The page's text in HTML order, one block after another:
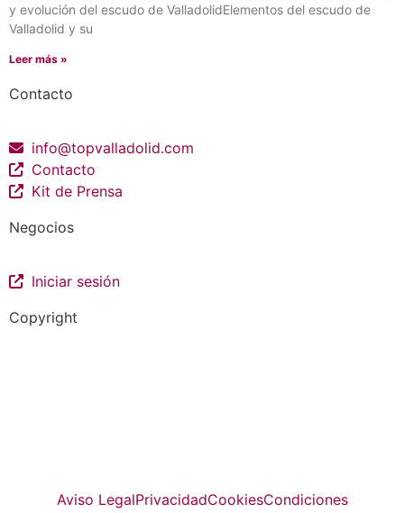
y evolución del escudo de ValladolidElementos del escudo de
Valladolid y su
Leer más »
Contacto
info@topvalladolid.com
Contacto
Kit de Prensa
Negocios
Iniciar sesión
Copyright
Aviso LegalPrivacidadCookiesCondiciones